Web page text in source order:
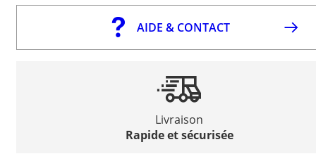
AIDE & CONTACT
Livraison
Rapide et sécurisée